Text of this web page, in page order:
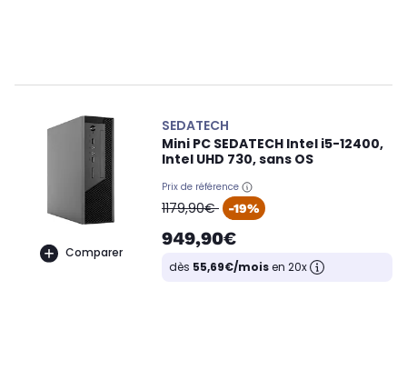
Comparer
SEDATECH
Mini PC SEDATECH Intel i5-12400,
Intel UHD 730, sans OS
Prix de référence
oldPrice
1179,90€ -19%
949,90€
dès 55,69€/moisen 20x